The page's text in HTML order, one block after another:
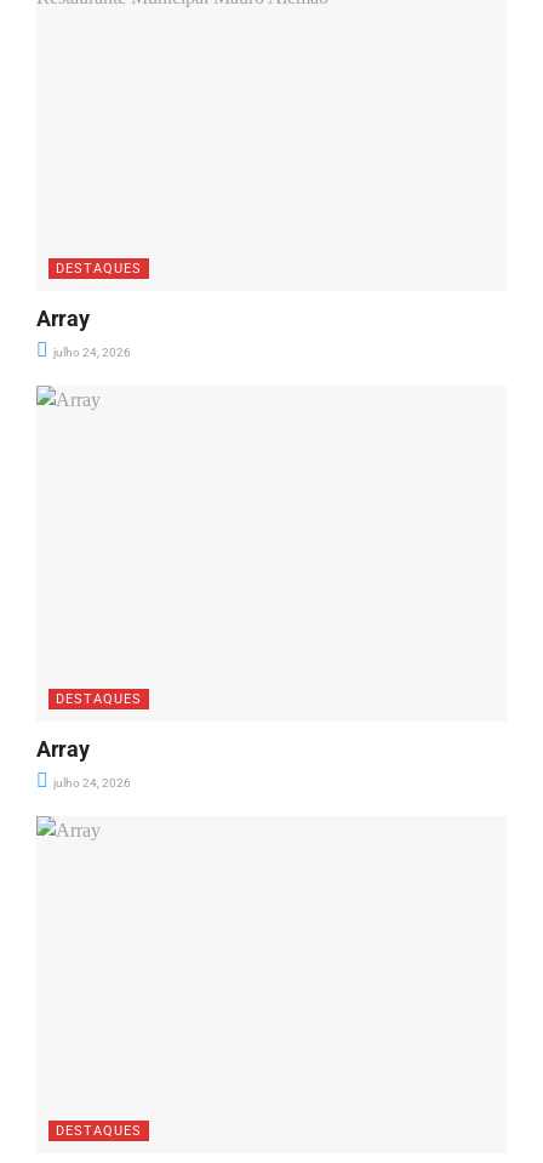
DESTAQUES
Array
julho 24, 2026
DESTAQUES
Array
julho 24, 2026
DESTAQUES